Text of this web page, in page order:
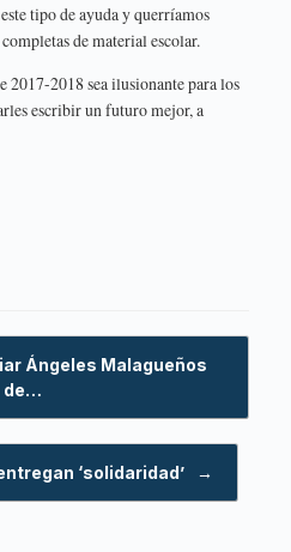
tipo de ayuda y querríamos
de material escolar.
2017-2018 sea ilusionante para los
escribir un futuro mejor, a
Ángeles Malagueños
de…
‘solidaridad’ →